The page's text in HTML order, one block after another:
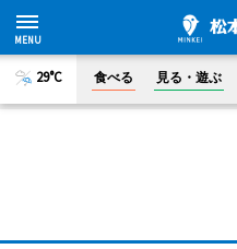
29°C 食べる 見る・遊ぶ